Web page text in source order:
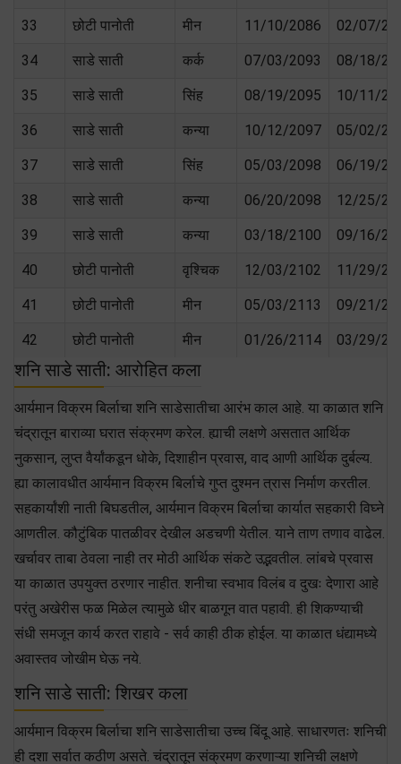
33 छोटी पानोती मीन 11/10/2086 02/07/
34 साडे साती कर्क 07/03/2093 08/18/
35 साडे साती सिंह 08/19/2095 10/11/
36 साडे साती कन्या 10/12/2097 05/02/
37 साडे साती सिंह 05/03/2098 06/19/
38 साडे साती कन्या 06/20/2098 12/25/
39 साडे साती कन्या 03/18/2100 09/16/
40 छोटी पानोती वृश्चिक 12/03/2102 11/29/
41 छोटी पानोती मीन 05/03/2113 09/21/
42 छोटी पानोती मीन 01/26/2114 03/29/
शनि साडे साती: आरोहित कला
आर्यमान विक्रम बिर्लाचा शनि साडेसातीचा आरंभ काल आहे. या काळात शनि
चंद्रातून बाराव्या घरात संक्रमण करेल. ह्याची लक्षणे असतात आर्थिक
नुकसान, लुप्त वैर्यांकडून धोके, दिशाहीन प्रवास, वाद आणी आर्थिक दुर्बल्य.
ह्या कालावधीत आर्यमान विक्रम बिर्लाचे गुप्त दुश्मन त्रास निर्माण करतील.
सहकार्यांशी नाती बिघडतील, आर्यमान विक्रम बिर्लाचा कार्यात सहकारी विघ्ने
आणतील. कौटुंबिक पातळीवर देखील अडचणी येतील. याने ताण तणाव वाढेल.
खर्चावर ताबा ठेवला नाही तर मोठी आर्थिक संकटे उद्भवतील. लांबचे प्रवास
या काळात उपयुक्त ठरणार नाहीत. शनीचा स्वभाव विलंब व दुखः देणारा आहे
परंतु अखेरीस फळ मिळेल त्यामुळे धीर बाळगून वात पहावी. ही शिकण्याची
संधी समजून कार्य करत राहावे - सर्व काही ठीक होईल. या काळात धंद्यामध्ये
अवास्तव जोखीम घेऊ नये.
शनि साडे साती: शिखर कला
आर्यमान विक्रम बिर्लाचा शनि साडेसातीचा उच्च बिंदू आहे. साधारणतः शनिची
ही दशा सर्वात कठीण असते. चंद्रातून संक्रमण करणाऱ्या शनिची लक्षणे